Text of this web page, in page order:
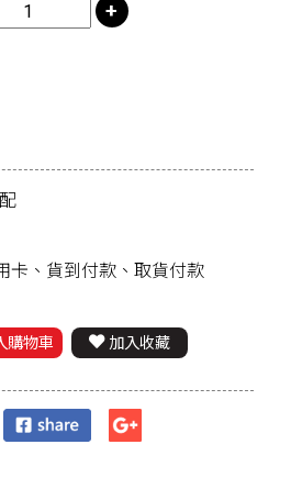
卡、貨到付款、取貨付款
購物車 加入收藏